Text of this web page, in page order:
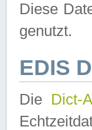
Diese
genutzt.
EDIS
Die Dict-